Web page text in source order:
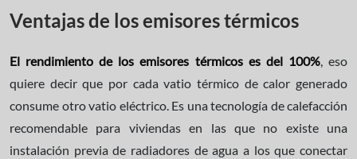
Ventajas de los emisores térmicos
El rendimiento de los emisores térmicos es del 100%, eso
quiere decir que por cada vatio térmico de calor generado
consume otro vatio eléctrico. Es una tecnología de calefacción
recomendable para viviendas en las que no existe una
instalación previa de radiadores de agua a los que conectar